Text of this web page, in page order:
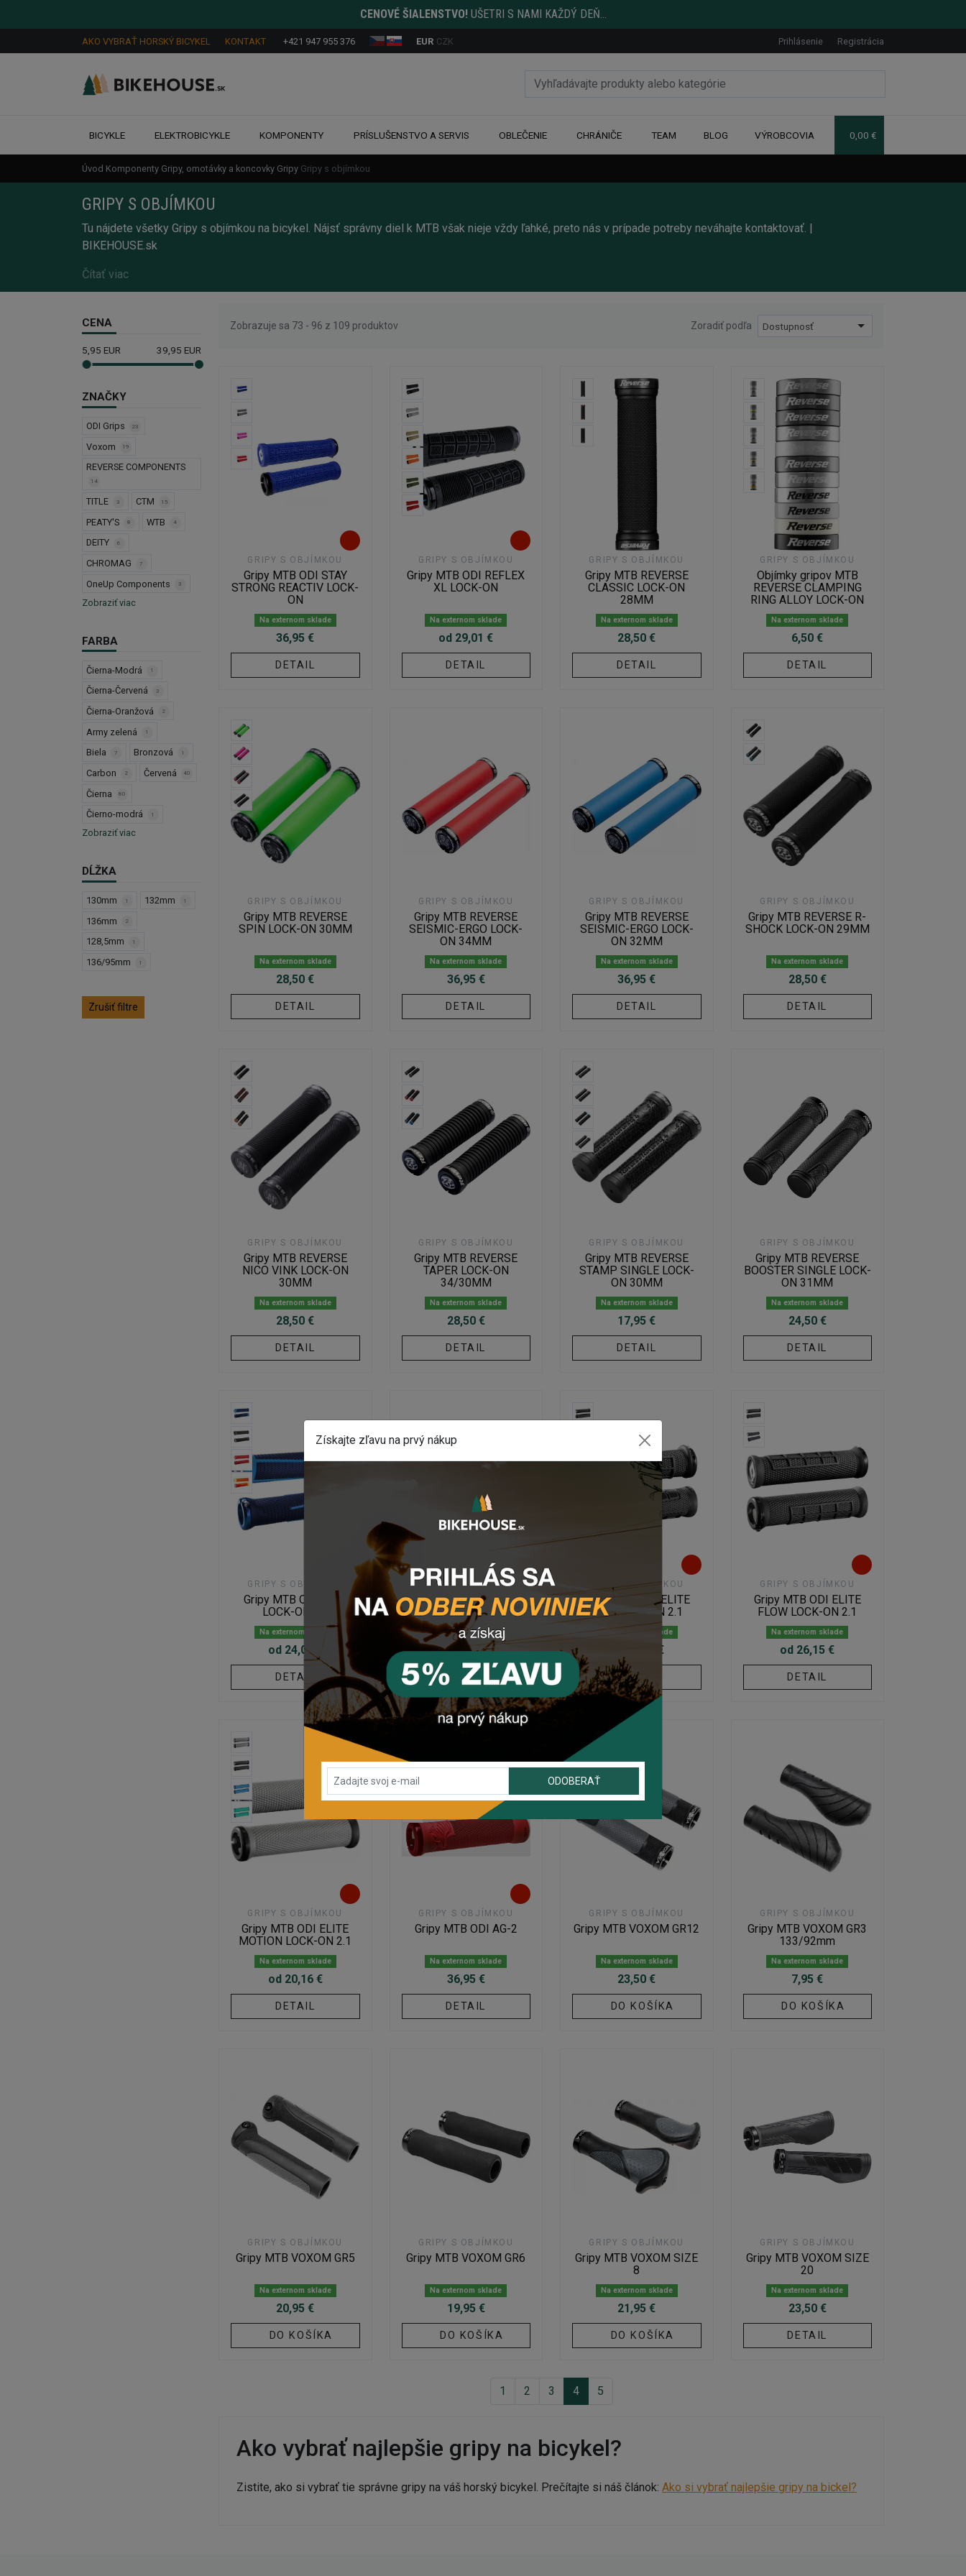
CENOVÉ ŠIALENSTVO! UŠETRI S NAMI KAŽDÝ DEŇ...
AKO VYBRAŤ HORSKÝ BICYKEL KONTAKT +421 947 955 376 EUR CZK Prihlásenie Registrácia
BICYKLE ELEKTROBICYKLE KOMPONENTY PRÍSLUŠENSTVO A SERVIS OBLEČENIE CHRÁNIČE TEAM BLOG VÝROBCOVIA 0,00 €
Úvod Komponenty Gripy, omotávky a koncovky Gripy Gripy s objímkou
GRIPY S OBJÍMKOU
Tu nájdete všetky Gripy s objímkou na bicykel. Nájsť správny diel k MTB však nieje vždy ľahké, preto nás v prípade potreby neváhajte kontaktovať. |
BIKEHOUSE.sk
Čítať viac
CENA
5,95 EUR 39,95 EUR
ZNAČKY
ODI Grips 23
Voxom 19
REVERSE COMPONENTS
14
TITLE 3 CTM 15
PEATY'S 8 WTB 4
DEITY 6
CHROMAG 7
OneUp Components 3
Zobraziť viac
FARBA
Čierna-Modrá 1
Čierna-Červená 3
Čierna-Oranžová 2
Army zelená 1
Biela 7 Bronzová 1
Carbon 2 Červená 40
Čierna 80
Čierno-modrá 1
Zobraziť viac
DĹŽKA
130mm 1 132mm 1
136mm 2
128,5mm 1
136/95mm 1
Zrušiť filtre
Zobrazuje sa 73 - 96 z 109 produktov Zoradiť podľa Dostupnosť
GRIPY S OBJÍMKOU
Gripy MTB ODI STAY
STRONG REACTIV LOCK-
ON
Na externom sklade
36,95 €
DETAIL
GRIPY S OBJÍMKOU
Gripy MTB ODI REFLEX
XL LOCK-ON
Na externom sklade
od 29,01 €
DETAIL
GRIPY S OBJÍMKOU
Gripy MTB REVERSE
CLASSIC LOCK-ON
28MM
Na externom sklade
28,50 €
DETAIL
GRIPY S OBJÍMKOU
Objímky gripov MTB
REVERSE CLAMPING
RING ALLOY LOCK-ON
Na externom sklade
6,50 €
DETAIL
GRIPY S OBJÍMKOU
Gripy MTB REVERSE
SPIN LOCK-ON 30MM
Na externom sklade
28,50 €
DETAIL
GRIPY S OBJÍMKOU
Gripy MTB REVERSE
SEISMIC-ERGO LOCK-
ON 34MM
Na externom sklade
36,95 €
DETAIL
GRIPY S OBJÍMKOU
Gripy MTB REVERSE
SEISMIC-ERGO LOCK-
ON 32MM
Na externom sklade
36,95 €
DETAIL
GRIPY S OBJÍMKOU
Gripy MTB REVERSE R-
SHOCK LOCK-ON 29MM
Na externom sklade
28,50 €
DETAIL
GRIPY S OBJÍMKOU
Gripy MTB REVERSE
NICO VINK LOCK-ON
30MM
Na externom sklade
28,50 €
DETAIL
GRIPY S OBJÍMKOU
Gripy MTB REVERSE
TAPER LOCK-ON
34/30MM
Na externom sklade
28,50 €
DETAIL
GRIPY S OBJÍMKOU
Gripy MTB REVERSE
STAMP SINGLE LOCK-
ON 30MM
Na externom sklade
17,95 €
DETAIL
GRIPY S OBJÍMKOU
Gripy MTB REVERSE
BOOSTER SINGLE LOCK-
ON 31MM
Na externom sklade
24,50 €
DETAIL
GRIPY S OBJÍMKOU
Gripy MTB ODI AG-1
LOCK-ON 2.1
Na externom sklade
od 24,02 €
DETAIL
GRIPY S OBJÍMKOU
Gripy MTB ODI SDG
LOCK-ON
Na externom sklade
31,50 €
DETAIL
GRIPY S OBJÍMKOU
Gripy MTB ODI ELITE
PRO LOCK-ON 2.1
Na externom sklade
od 26,15 €
DETAIL
GRIPY S OBJÍMKOU
Gripy MTB ODI ELITE
FLOW LOCK-ON 2.1
Na externom sklade
od 26,15 €
DETAIL
GRIPY S OBJÍMKOU
Gripy MTB ODI ELITE
MOTION LOCK-ON 2.1
Na externom sklade
od 20,16 €
DETAIL
GRIPY S OBJÍMKOU
Gripy MTB ODI AG-2
Na externom sklade
36,95 €
DETAIL
GRIPY S OBJÍMKOU
Gripy MTB VOXOM GR12
Na externom sklade
23,50 €
DO KOŠÍKA
GRIPY S OBJÍMKOU
Gripy MTB VOXOM GR3
133/92mm
Na externom sklade
7,95 €
DO KOŠÍKA
GRIPY S OBJÍMKOU
Gripy MTB VOXOM GR5
Na externom sklade
20,95 €
DO KOŠÍKA
GRIPY S OBJÍMKOU
Gripy MTB VOXOM GR6
Na externom sklade
19,95 €
DO KOŠÍKA
GRIPY S OBJÍMKOU
Gripy MTB VOXOM SIZE
8
Na externom sklade
21,95 €
DO KOŠÍKA
GRIPY S OBJÍMKOU
Gripy MTB VOXOM SIZE
20
Na externom sklade
23,50 €
DETAIL
1 2 3 4 5
Ako vybrať najlepšie gripy na bicykel?
Zistite, ako si vybrať tie správne gripy na váš horský bicykel. Prečítajte si náš článok: Ako si vybrať najlepšie gripy na bickel?
Získajte zľavu na prvý nákup
ODOBERAŤ